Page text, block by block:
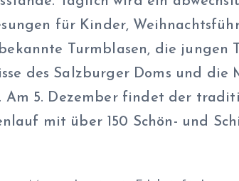
für Kinder,
Turmblasen, die jungen
des Salzburger Doms und die
5. Dezember findet der
mit über 150 Schön- und